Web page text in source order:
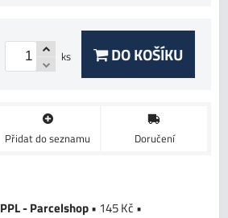
ks DO KOŠÍKU
Přidat do seznamu Doručení
PPL - Parcelshop• 145 Kč •